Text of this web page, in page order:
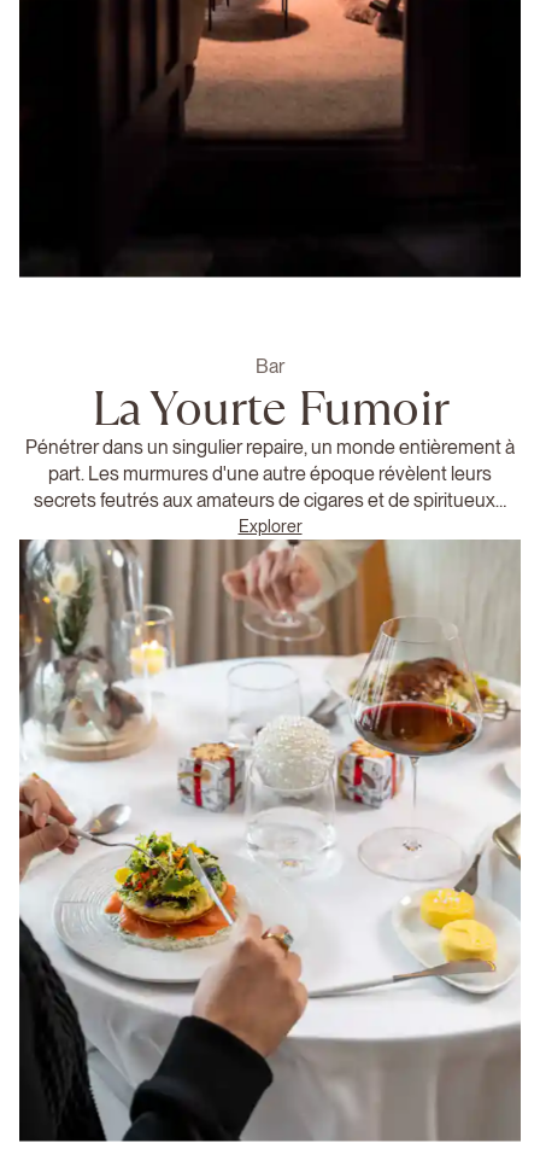
Bar
La Yourte Fumoir
Pénétrer dans un singulier repaire, un monde entièrement à
part. Les murmures d'une autre époque révèlent leurs
secrets feutrés aux amateurs de cigares et de spiritueux…
Explorer